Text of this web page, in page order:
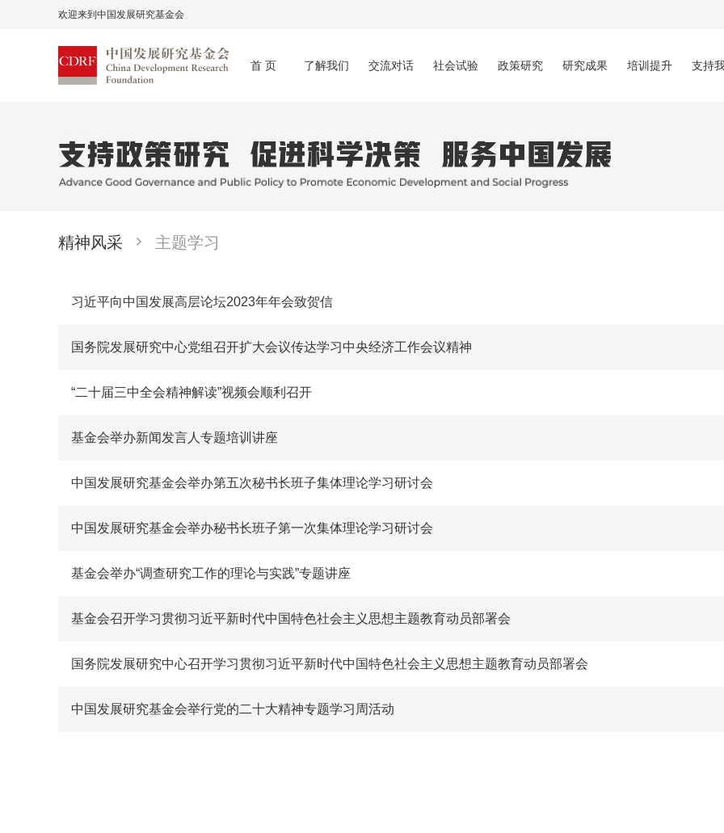
欢迎来到中国发展研究基金会
首 页 了解我们 交流对话 社会试验 政策研究 研究成果 培训提升 支持
精神风采 主题学习
习近平向中国发展高层论坛2023年年会致贺信
国务院发展研究中心党组召开扩大会议传达学习中央经济工作会议精神
“二十届三中全会精神解读”视频会顺利召开
基金会举办新闻发言人专题培训讲座
中国发展研究基金会举办第五次秘书长班子集体理论学习研讨会
中国发展研究基金会举办秘书长班子第一次集体理论学习研讨会
基金会举办“调查研究工作的理论与实践”专题讲座
基金会召开学习贯彻习近平新时代中国特色社会主义思想主题教育动员部署会
国务院发展研究中心召开学习贯彻习近平新时代中国特色社会主义思想主题教育动员部署会
中国发展研究基金会举行党的二十大精神专题学习周活动